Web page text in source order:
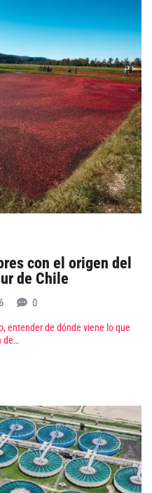
con el origen del
de Chile
0
entender de dónde viene lo que
de…